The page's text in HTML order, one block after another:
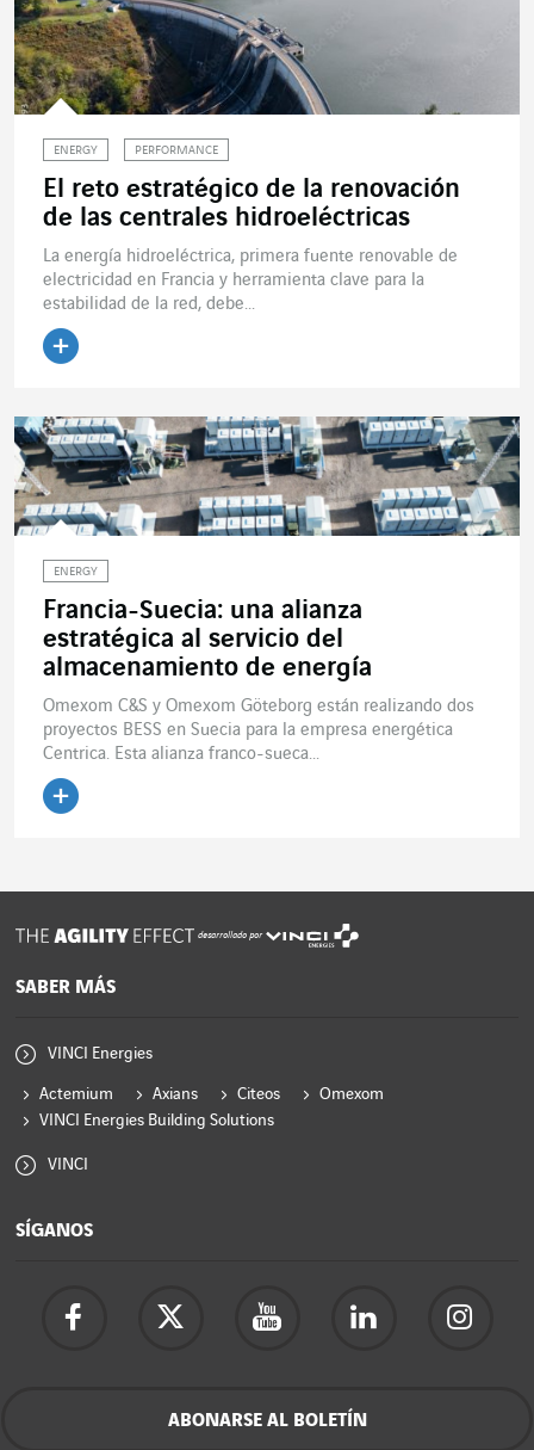
ENERGY PERFORMANCE
El reto estratégico de la renovación
de las centrales hidroeléctricas
La energía hidroeléctrica, primera fuente renovable de
electricidad en Francia y herramienta clave para la
estabilidad de la red, debe...
ENERGY
Francia-Suecia: una alianza
estratégica al servicio del
almacenamiento de energía
Omexom C&S y Omexom Göteborg están realizando dos
proyectos BESS en Suecia para la empresa energética
Centrica. Esta alianza franco-sueca...
desarrollado por
SABER MÁS
VINCI Energies
Actemium Axians Citeos
Omexom
VINCI Energies Building Solutions
VINCI
SÍGANOS
ABONARSE AL BOLETÍN